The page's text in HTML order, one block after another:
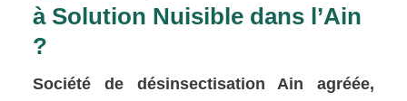
à Solution Nuisible dans l’Ain
?
Société de désinsectisation Ain agréée,